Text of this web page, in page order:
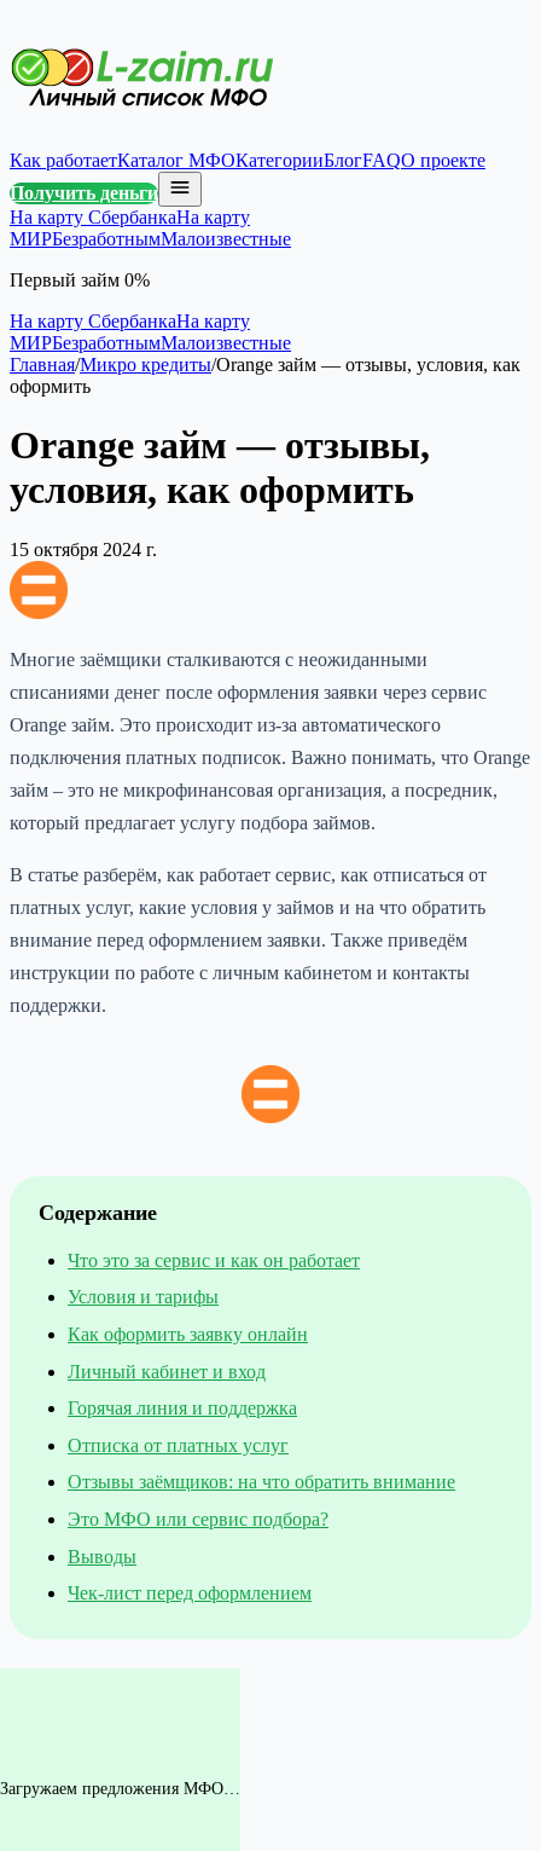
Как работаетКаталог МФОКатегорииБлогFAQО проекте
Получить деньги
На карту СбербанкаНа карту
МИРБезработнымМалоизвестные
Первый займ 0%
На карту СбербанкаНа карту
МИРБезработнымМалоизвестные
Главная/Микро кредиты/Orange займ — отзывы, условия, как
оформить
Orange займ — отзывы,
условия, как оформить
15 октября 2024 г.
Многие заёмщики сталкиваются с неожиданными
списаниями денег после оформления заявки через сервис
Orange займ. Это происходит из-за автоматического
подключения платных подписок. Важно понимать, что Orange
займ – это не микрофинансовая организация, а посредник,
который предлагает услугу подбора займов.
В статье разберём, как работает сервис, как отписаться от
платных услуг, какие условия у займов и на что обратить
внимание перед оформлением заявки. Также приведём
инструкции по работе с личным кабинетом и контакты
поддержки.
Содержание
Что это за сервис и как он работает
Условия и тарифы
Как оформить заявку онлайн
Личный кабинет и вход
Горячая линия и поддержка
Отписка от платных услуг
Отзывы заёмщиков: на что обратить внимание
Это МФО или сервис подбора?
Выводы
Чек-лист перед оформлением
Загружаем предложения МФО…